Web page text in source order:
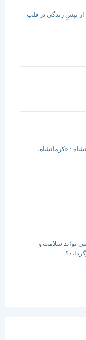
زندگی در قلب
سلامت و